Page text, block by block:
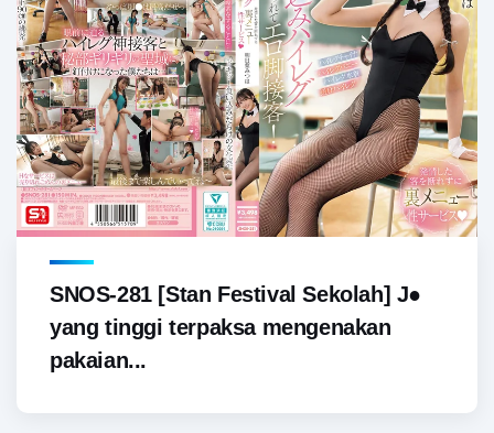
SNOS-281 [Stan Festival Sekolah] J●
yang tinggi terpaksa mengenakan
pakaian...